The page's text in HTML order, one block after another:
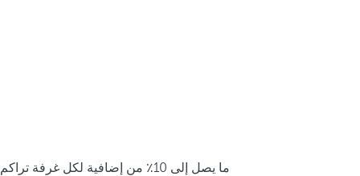
ما يصل إلى 10٪ من إضافية لكل غرفة تراكم